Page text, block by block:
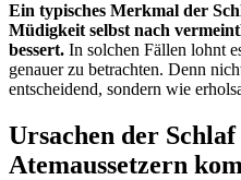
Ein typisches Merkmal der
Müdigkeit selbst nach
bessert. In solchen Fällen lohnt
genauer zu betrachten. Denn
entscheidend, sondern wie
Ursachen der Schlaf
Atemaussetzern